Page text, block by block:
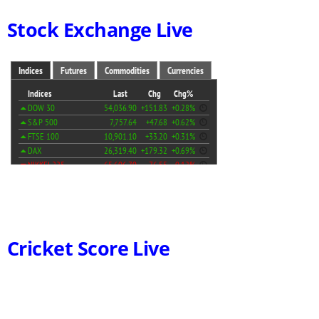
Stock Exchange Live
Cricket Score Live